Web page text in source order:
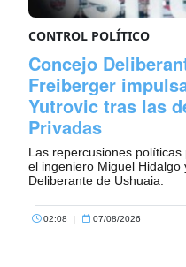
CONTROL POLÍTICO
Concejo
Freiberger
Yutrovic tras las
Privadas
Las repercusiones
el ingeniero Miguel Hidalgo
Deliberante de Ushuaia.
02:08 | 07/08/2026